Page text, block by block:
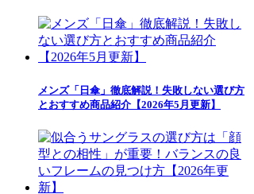
メンズ「日傘」徹底解説！失敗しない選び方
とおすすめ商品紹介【2026年5月更新】